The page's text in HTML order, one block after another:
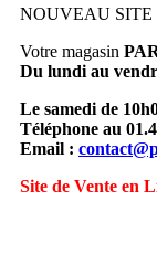
NOUVEAU
Votre magasin
Du lundi au
Le samedi de
Téléphone au
Email :
Site de Vente en